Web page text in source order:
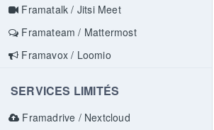
Framatalk / Jitsi Meet
Framateam / Mattermost
Framavox / Loomio
SERVICES LIMITÉS
Framadrive / Nextcloud